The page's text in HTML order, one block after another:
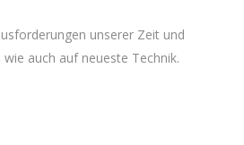
unserer Zeit und
auch auf neueste Technik.